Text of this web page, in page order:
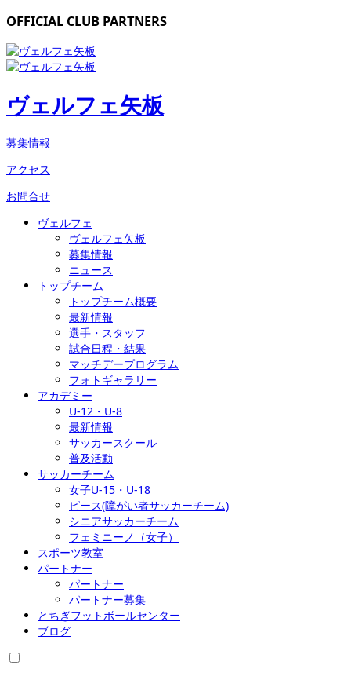
OFFICIAL CLUB PARTNERS
ヴェルフェ矢板
募集情報
アクセス
お問合せ
ヴェルフェ
ヴェルフェ矢板
募集情報
ニュース
トップチーム
トップチーム概要
最新情報
選手・スタッフ
試合日程・結果
マッチデープログラム
フォトギャラリー
アカデミー
U-12・U-8
最新情報
サッカースクール
普及活動
サッカーチーム
女子U-15・U-18
ピース(障がい者サッカーチーム)
シニアサッカーチーム
フェミニーノ（女子）
スポーツ教室
パートナー
パートナー
パートナー募集
とちぎフットボールセンター
ブログ